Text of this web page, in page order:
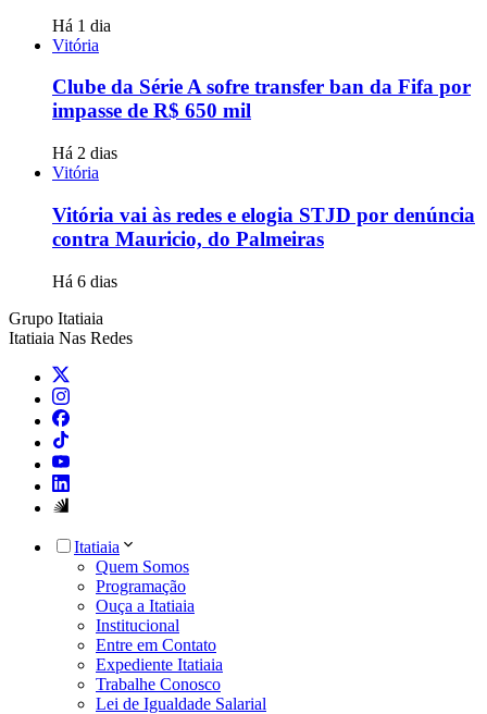
Há 1 dia
Vitória
Clube da Série A sofre transfer ban da Fifa por
impasse de R$ 650 mil
Há 2 dias
Vitória
Vitória vai às redes e elogia STJD por denúncia
contra Mauricio, do Palmeiras
Há 6 dias
Grupo Itatiaia
Itatiaia Nas Redes
Itatiaia
Quem Somos
Programação
Ouça a Itatiaia
Institucional
Entre em Contato
Expediente Itatiaia
Trabalhe Conosco
Lei de Igualdade Salarial